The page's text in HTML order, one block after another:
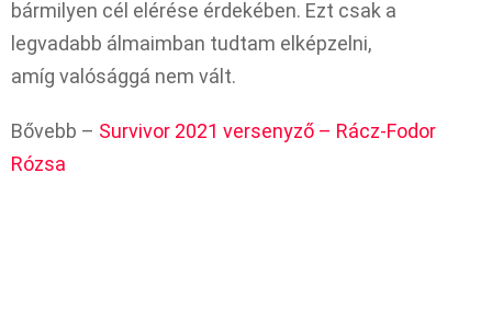
bármilyen cél elérése érdekében. Ezt csak a
legvadabb álmaimban tudtam elképzelni,
amíg valósággá nem vált.
Bővebb – Survivor 2021 versenyző – Rácz-Fodor
Rózsa